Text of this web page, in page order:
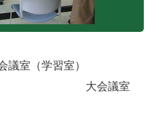
学習室）
室